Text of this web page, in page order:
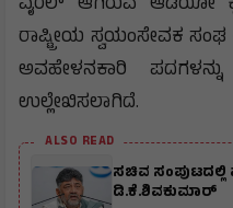
ರಾಷ್ಟ್ರೀಯ ಸ್ವಯಂಸೇವಕ
ಅವಹೇಳನಕಾರಿ
ಉಲ್ಲೇಖಿಸಲಾಗಿದೆ.
ALSO READ
ಸಚಿವ ಸಂಪುಟದಲ್ಲಿ
ಡಿ.ಕೆ.ಶಿವಕುಮಾರ್